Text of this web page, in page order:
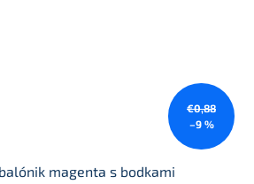
€0,88
–9 %
magenta s bodkami